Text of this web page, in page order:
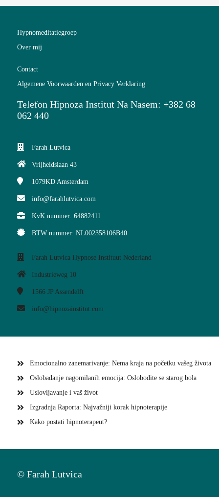
Hypnomeditatiegroep
Over mij
Contact
Algemene Voorwaarden en Privacy Verklaring
Telefon Hipnoza Institut Na Nasem: +382 68
062 440
Farah Lutvica
Vrijheidslaan 43
1079KD Amsterdam
info@farahlutvica.com
KvK nummer: 64882411
BTW nummer: NL002358106B40
Farah Lutvica Hypnose Instituut Nederland
Industrieweg 10
1566 JP Assendelft
info@hipnozainstitut.com
Emocionalno zanemarivanje: Nema kraja na početku vašeg života
Oslobađanje nagomilanih emocija: Oslobodite se starog bola
Uslovljavanje i vaš život
Izgradnja Raporta: Najvažniji korak hipnoterapije
Kako postati hipnoterapeut?
© Farah Lutvica